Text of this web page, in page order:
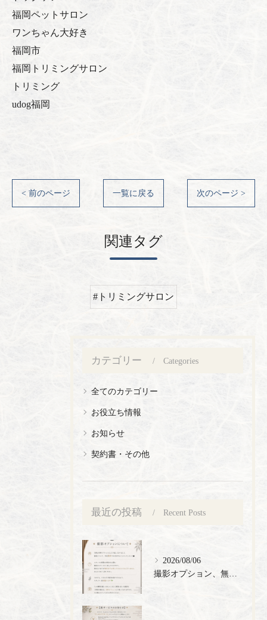
福岡ペットサロン
ワンちゃん大好き
福岡市
福岡トリミングサロン
トリミング
udog福岡
< 前のページ 一覧に戻る 次のページ >
関連タグ
#トリミングサロン
カテゴリー Categories
全てのカテゴリー
お役立ち情報
お知らせ
契約書・その他
最近の投稿 Recent Posts
2026/08/06